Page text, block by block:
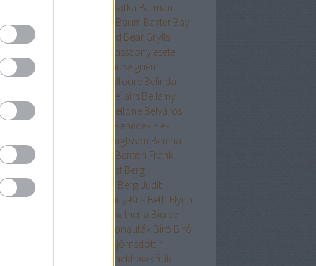
Batka Batman
Bauer Baum Baxter Bay
Bazterrica Beard Bear Grylls
Beatrice Hyde-Clare kisasszony esetei
Williams
BeauSeigneur
Stowe
Belfoure Belinda
Bellairs Bellamy
Belle Bellinger-nővérek Bellone Belvárosi
Benedek Elek
Bengtsson Benina
Benkő
Benton Frank
Berest Berg
Berg Judit
Berry Bethany-Kris Beth Flynn
Bhathena Bierce
Bionauták Bíró Bíró
Bishop
Björnsdóttir
Blackhawk fiúk